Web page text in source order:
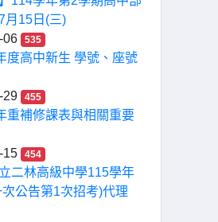
月15日(三)
06
535
度高中新生 學號、座號
29
455
重補修課表與相關重要
15
454
二林高級中學115學年
公告第1次招考)代理